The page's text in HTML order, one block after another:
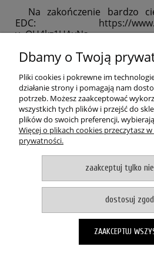
Na zakończenie bardzo
EDC: https://
v=OH4kz1UAvNs
POMOC
MOJE KONTO
PŁATNOŚCI I
pokaż pełną
Witaj, nasz sklep internetowy
akceptuje i zamykam okno
Zapisanych za pomocą cookies informacji
statystycznych. W programie służącym do
ustawienia dotyczące cookies. Korzystanie z
Dbamy o Twoją
Pliki cookies i pokrewne im
działanie strony i pomagają nam
potrzeb. Możesz zaakceptować
wszystkich tych plików i przejść do
plików do swoich preferencji,
Więcej o plikach cookies przeczytasz
prywatności.
zaakceptuj tylko
dostosuj
ZAAKCEPTUJ